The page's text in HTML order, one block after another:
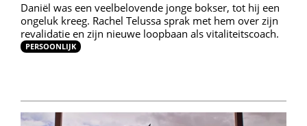
Daniël was een veelbelovende jonge bokser, tot hij een
ongeluk kreeg. Rachel Telussa sprak met hem over zijn
revalidatie en zijn nieuwe loopbaan als vitaliteitscoach.
PERSOONLIJK